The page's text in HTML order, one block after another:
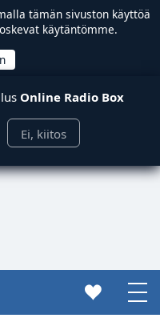
tämän sivuston käyttöä
käytäntömme.
Online Radio Box
Ei, kiitos